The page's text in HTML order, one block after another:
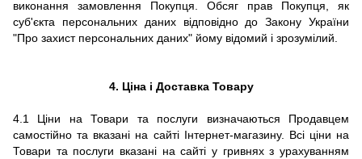
виконання замовлення Покупця.
Обсяг прав Покупця, як
суб'єкта персональних даних відповідно до Закону України
"Про захист персональних даних" йому відомий і зрозумілий.
4. Ціна і Доставка Товару
4.1 Ціни на Товари та послуги визначаються Продавцем
самостійно та вказані на сайті Інтернет-магазину. Всі ціни на
Товари та послуги вказані на сайті у гривнях з урахуванням